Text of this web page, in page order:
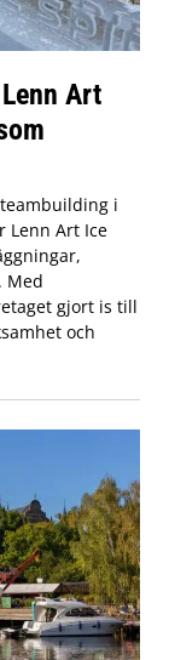
Art
i
Lenn Art Ice
Med
gjort is till
och